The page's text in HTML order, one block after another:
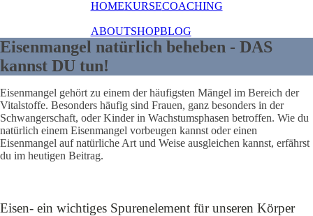
HOMEKURSECOACHING
ABOUTSHOPBLOG
Eisenmangel natürlich beheben - DAS
kannst DU tun!
Eisenmangel gehört zu einem der häufigsten Mängel im Bereich der
Vitalstoffe. Besonders häufig sind Frauen, ganz besonders in der
Schwangerschaft, oder Kinder in Wachstumsphasen betroffen. Wie du
natürlich einem Eisenmangel vorbeugen kannst oder einen
Eisenmangel auf natürliche Art und Weise ausgleichen kannst, erfährst
du im heutigen Beitrag.
Eisen- ein wichtiges Spurenelement für unseren Körper